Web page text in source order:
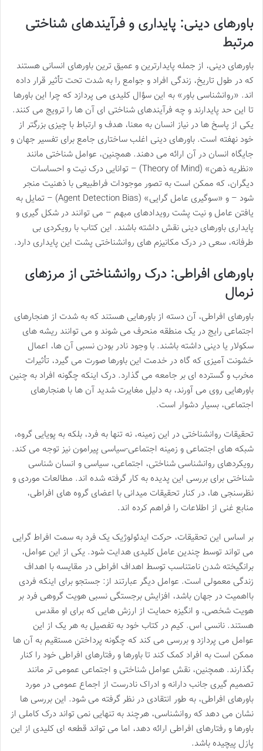
باورهای دینی: پایداری و فرآیندهای شناختی
مرتبط
باورهای دینی، از جمله پایدارترین و عمیق ترین باورهای انسانی هستند
که در طول تاریخ، زندگی افراد و جوامع را به شدت تحت تأثیر قرار داده
اند. «روانشناسی باور» به این سؤال کلیدی می پردازد که چرا این باورها
تا این حد پایدارند و چه فرآیندهای شناختی ای آن ها را ترویج می کنند.
یکی از پاسخ ها در نیاز انسان به معنا، هدف و ارتباط با چیزی بزرگتر از
خود نهفته است. باورهای دینی اغلب ساختاری جامع برای تفسیر جهان و
جایگاه انسان در آن ارائه می دهند. همچنین، عوامل شناختی مانند
«نظریه ذهن» (Theory of Mind) – توانایی درک نیت و احساسات
دیگران، که ممکن است به تصور موجودات فراطبیعی با ذهنیت منجر
شود – و «سوگیری عامل گرایی» (Agent Detection Bias) – تمایل به
یافتن عامل و نیت پشت رویدادهای مبهم – می توانند در شکل گیری و
پایداری باورهای دینی نقش داشته باشند. این کتاب با رویکردی بی
طرفانه، سعی در درک مکانیزم های روانشناختی پشت این پایداری دارد.
باورهای افراطی: درک روانشناختی از مرزهای
نرمال
باورهای افراطی، آن دسته از باورهایی هستند که به شدت از هنجارهای
اجتماعی رایج در یک منطقه منحرف می شوند و می توانند ریشه های
سکولار یا دینی داشته باشند. با وجود نادر بودن نسبی آن ها، اعمال
خشونت آمیزی که گاه در خدمت این باورها صورت می گیرد، تأثیرات
مخرب و گسترده ای بر جامعه می گذارد. درک اینکه چگونه افراد به چنین
باورهایی روی می آورند، به دلیل مغایرت شدید آن ها با هنجارهای
اجتماعی، بسیار دشوار است.
تحقیقات روانشناختی در این زمینه، نه تنها به فرد، بلکه به پویایی گروه،
شبکه های اجتماعی و زمینه اجتماعی-سیاسی پیرامون نیز توجه می کند.
رویکردهای روانشناسی شناختی، اجتماعی، سیاسی و انسان شناسی
شناختی برای بررسی این پدیده به کار گرفته شده اند. مطالعات موردی و
نظرسنجی ها، در کنار تحقیقات میدانی با اعضای گروه های افراطی،
منابع غنی از اطلاعات را فراهم کرده اند.
بر اساس این تحقیقات، حرکت ایدئولوژیک یک فرد به سمت افراط گرایی
می تواند توسط چندین عامل کلیدی هدایت شود. یکی از این عوامل،
برانگیخته شدن نامتناسب توسط اهداف افراطی در مقایسه با اهداف
زندگی معمولی است. عوامل دیگر عبارتند از: جستجو برای اینکه فردی
بااهمیت در جهان باشد، افزایش برجستگی نسبی هویت گروهی فرد بر
هویت شخصی، و انگیزه حمایت از ارزش هایی که برای او مقدس
هستند. نانسی اس. کیم در کتاب خود به تفصیل به هر یک از این
عوامل می پردازد و بررسی می کند که چگونه پرداختن مستقیم به آن ها
ممکن است به افراد کمک کند تا باورها و رفتارهای افراطی خود را کنار
بگذارند. همچنین، نقش عوامل شناختی و اجتماعی عمومی تر مانند
تصمیم گیری جانب دارانه و ادراک نادرست از اجماع عمومی در مورد
باورهای افراطی، به طور انتقادی در نظر گرفته می شود. این بررسی ها
نشان می دهد که روانشناسی، هرچند به تنهایی نمی تواند درک کاملی از
باورها و رفتارهای افراطی ارائه دهد، اما می تواند قطعه ای کلیدی از این
پازل پیچیده باشد.